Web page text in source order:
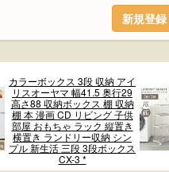
新規登録
カラーボックス 3段 収納 アイ
リスオーヤマ 幅41.5 奥行29
高さ88 収納ボックス 棚 収納
棚 本 漫画 CD リビング 子供
部屋 おもちゃ ラック 縦置き
横置き ランドリー収納 シン
プル 新生活 三段 3段ボックス
CX-3 *